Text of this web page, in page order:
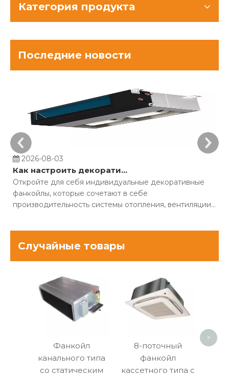
Категория продукта
Последние новости
2026-08-03
Как настроить декоративные фанкойлы для строительных проектов?
Откройте для себя индивидуальные декоративные
фанкойлы, которые сочетают в себе
производительность системы отопления, вентиляции
Случайные товары
Фанкойл
канального типа
со статическим
8-поточный
фанкойл
кассетного типа с
>